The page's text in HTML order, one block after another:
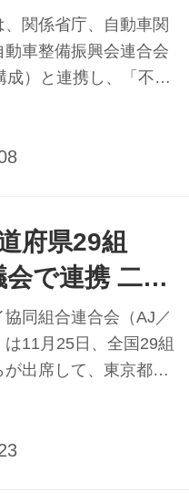
、関係省庁、自動車関
車整備振興会連合会
成）と連携し、「不正
、今年も各地方運輸局
化月間」が6月の1カ月
検査、情報収集など
フラーなど不正改造車
に行っている。
府県29組
で連携 二輪
改善に向けて
会開催
同組合連合会（AJ／
11月25日、全国29組
出席して、東京都港
回通常総会」を開催し
は、2023年（22年10